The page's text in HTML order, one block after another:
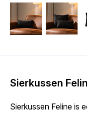
Sierkussen
Sierkussen Feline is